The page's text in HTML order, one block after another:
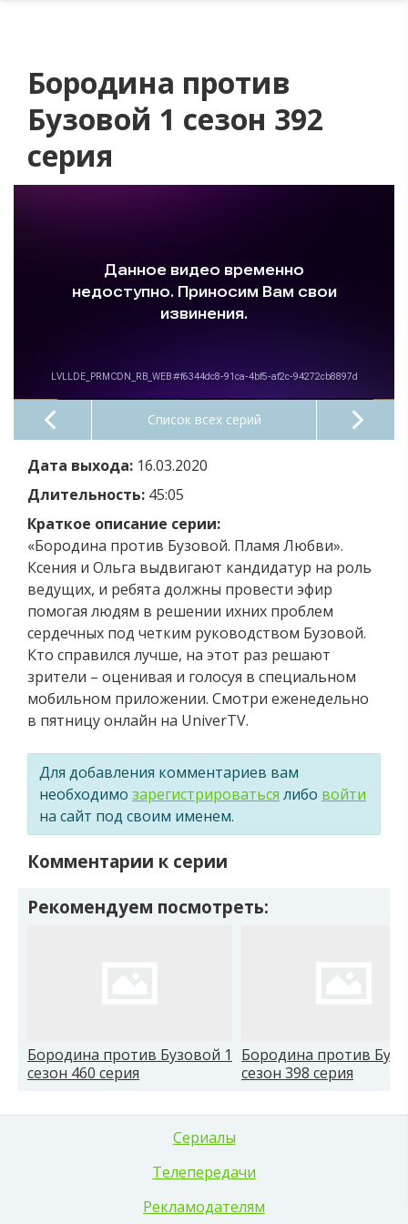
Бородина против
Бузовой 1 сезон 392
серия
Список всех серий
Дата выхода: 16.03.2020
Длительность: 45:05
Краткое описание серии:
«Бородина против Бузовой. Пламя Любви».
Ксения и Ольга выдвигают кандидатур на роль
ведущих, и ребята должны провести эфир
помогая людям в решении ихних проблем
сердечных под четким руководством Бузовой.
Кто справился лучше, на этот раз решают
зрители – оценивая и голосуя в специальном
мобильном приложении. Смотри еженедельно
в пятницу онлайн на UniverTV.
Для добавления комментариев вам
необходимо зарегистрироваться либо войти
на сайт под своим именем.
Комментарии к серии
Рекомендуем посмотреть:
Бородина против Бузовой 1
сезон 460 серия
Бородина против
сезон 398 серия
Сериалы
Телепередачи
Рекламодателям